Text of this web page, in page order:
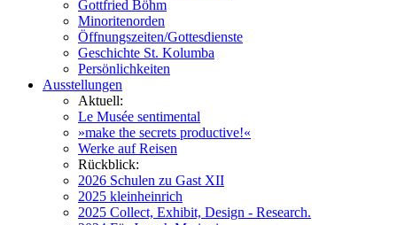
Gottfried Böhm
Minoritenorden
Öffnungszeiten/Gottesdienste
Geschichte St. Kolumba
Persönlichkeiten
Ausstellungen
Aktuell:
Le Musée sentimental
»make the secrets productive!«
Werke auf Reisen
Rückblick:
2026 Schulen zu Gast XII
2025 kleinheinrich
2025 Collect, Exhibit, Design - Research.